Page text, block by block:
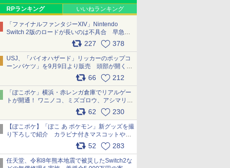
RPランキング いいねランキング
「ファイナルファンタジーXIV」Nintendo
Switch 2版のロードが長いのは不具合 早急に
アップデートできるよう対応中227 378
USJ、「バイオハザード」リッカーのポップコ
ーンバケツ」を9月9日より販売 頭部が開く仕
組み。味は恐怖を堪のう「味噌フレーバー」
66 212
「ぽこポケ」横浜・赤レンガ倉庫でリアルゲー
トが開通！ ワニノコ、ミズゴロウ、アシマリ登
場シーンをレポート pic.x.com/LDgEByVl6D
62 230
【ぽこポケ】「ぽこ あ ポケモン」新グッズを撮
り下ろしで紹介 カラビナ付きマスコットやス
52 283
任天堂、令和8年熊本地震で被災したSwitch2な